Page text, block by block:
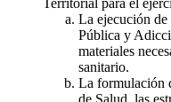
La ejecución de
Pública y
materiales
sanitario.
La formulación
de Salud, las